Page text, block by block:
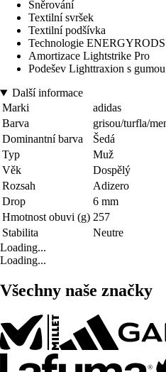
Šněrování
Textilní svršek
Textilní podšívka
Technologie
Amortizace Lightstrike Pro
Podešev Lighttraxion s
Další informace
Marki
adidas
Barva
grisou/turfla/
Dominantní barva
Šedá
Typ
Muž
Věk
Dospělý
Rozsah
Adizero
Drop
6 mm
Hmotnost obuvi (g) 257
Stabilita
Neutre
Loading...
Loading...
Všechny naše značky